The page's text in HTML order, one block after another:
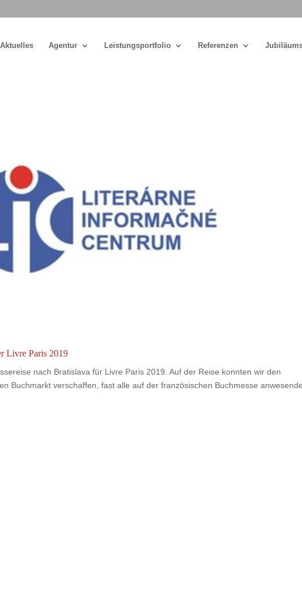
Aktuelles Agentur Leistungsportfolio Referenzen
Livre Paris 2019
nach Bratislava für Livre Paris 2019. Auf der Reise konnten wir den
Buchmarkt verschaffen, fast alle auf der französischen Buchmesse